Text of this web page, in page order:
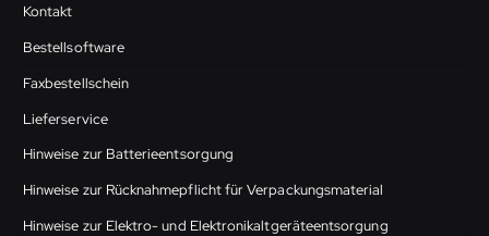
Kontakt
Bestellsoftware
Faxbestellschein
Lieferservice
Hinweise zur Batterieentsorgung
Hinweise zur Rücknahmepflicht für Verpackungsmaterial
Hinweise zur Elektro- und Elektronikaltgeräteentsorgung